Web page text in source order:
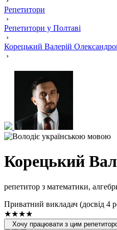
Репетитори
›
Репетитори у Полтаві
›
Корецький Валерій
›
Корецький
репетитор з математики,
Приватний викладач (досвід 4
★★★★
Хочу працювати з цим